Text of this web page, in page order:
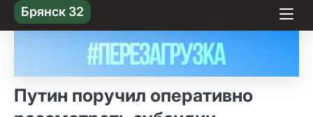
Skip
to content
Брянск 32
Путин поручил оперативно